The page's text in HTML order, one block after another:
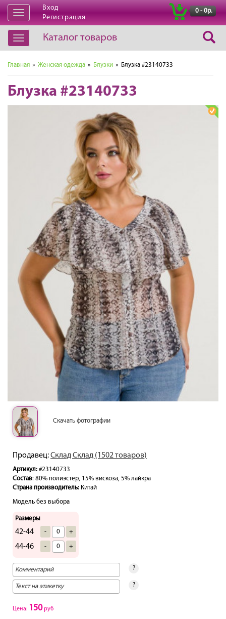
Открыть
навигацию
Вход
Регистрация
0 - 0р.
Открыть
навигацию
Каталог товаров
Главная » Женская одежда » Блузки » Блузка #23140733
Блузка #23140733
Скачать фотографии
Продавец:Склад Склад (1502 товаров)
Артикул: #23140733
Состав: 80% полиэстер, 15% вискоза, 5% лайкра
Страна производитель: Китай
Модель без выбора
Размеры
42-44 - +
44-46 - +
?
?
Цена: 150руб